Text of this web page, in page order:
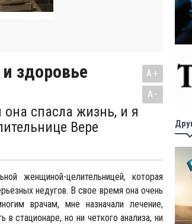
здоровье
спасла жизнь, и я
Вере
A+
A-
женщиной-целительницей, которая
недугов. В свое время она очень
врачам, мне назначали лечение,
стационаре, но ни четкого анализа, ни